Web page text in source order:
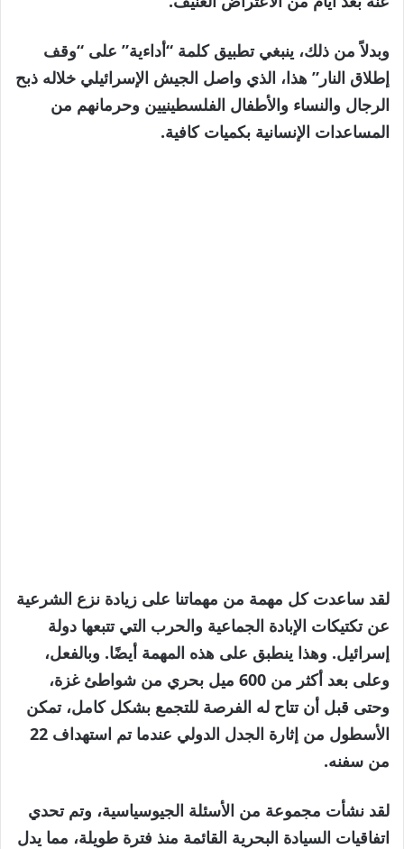
وبدلاً من ذلك، ينبغي تطبيق كلمة “أداءية” على “وقف
إطلاق النار” هذا، الذي واصل الجيش الإسرائيلي خلاله ذبح
الرجال والنساء والأطفال الفلسطينيين وحرمانهم من
المساعدات الإنسانية بكميات كافية.
لقد ساعدت كل مهمة من مهماتنا على زيادة نزع الشرعية
عن تكتيكات الإبادة الجماعية والحرب التي تتبعها دولة
إسرائيل. وهذا ينطبق على هذه المهمة أيضًا. وبالفعل،
وعلى بعد أكثر من 600 ميل بحري من شواطئ غزة،
وحتى قبل أن تتاح له الفرصة للتجمع بشكل كامل، تمكن
الأسطول من إثارة الجدل الدولي عندما تم استهداف 22
من سفنه.
لقد نشأت مجموعة من الأسئلة الجيوسياسية، وتم تحدي
اتفاقيات السيادة البحرية القائمة منذ فترة طويلة، مما يدل